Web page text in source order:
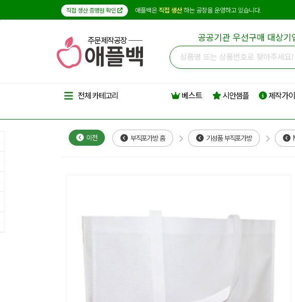
직접 생산 증명원 확인 애플백은 직접 생산하는 공장을 운영하고 있습니다.
주문제작공장 공공기관 우선구매 대상기
전체 카테고리 베스트 시안샘플 제작가
이전 부직포가방 홈 기성품 부직포가방